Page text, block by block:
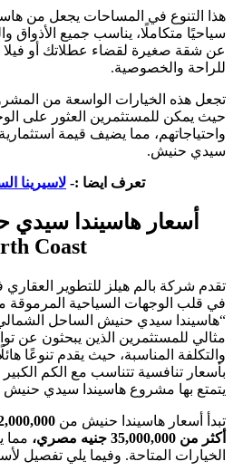
هذا التنوع في المساحات يجعل من
سياحيًا متكاملًا، يناسب جميع الأذواق
عن شقة صغيرة لقضاء عطلاتك أو فيلا
للراحة والخصوصية.
تجعل هذه الخيارات الواسعة من
حيث يمكن للمستثمرين العثور على
واحتياجاتهم، مما يضيف قيمة
سيدي حنيش.
تعرف ايضا :- لاسيرينا
Coast
تقدم شركة بالم هيلز للتطوير العقاري
في قلب الوجهات السياحية المرموقة
“هاسيندا سيدي حنيش الساحل
مثالي للمستثمرين الذين يبحثون عن
والتكلفة المناسبة، حيث يقدم تنوعًا
بأسعار تنافسية تتناسب مع الكم
يتمتع بها مشروع هاسيندا سيدي
تبدأ أسعار هاسيندا حنيش من
أكثر من 35,000,000 جنيه مصري،
مما
الخيارات المتاحة. وفيما يلي تفصيل